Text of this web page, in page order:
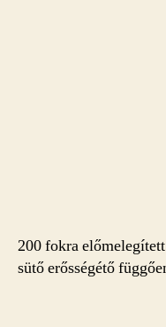
200 fokra
sütő erősségétő